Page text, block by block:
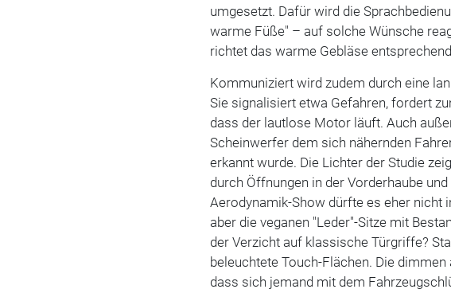
umgesetzt. Dafür wird die
warme Füße" – auf solche Wünsche
richtet das warme Gebläse
Kommuniziert wird zudem durch eine
Sie signalisiert etwa Gefahren, fordert
dass der lautlose Motor läuft. Auch
Scheinwerfer dem sich nähernden
erkannt wurde. Die Lichter der Studie
durch Öffnungen in der Vorderhaube
Aerodynamik-Show dürfte es eher nicht
aber die veganen "Leder"-Sitze mit
der Verzicht auf klassische Türgriffe?
beleuchtete Touch-Flächen. Die
dass sich jemand mit dem